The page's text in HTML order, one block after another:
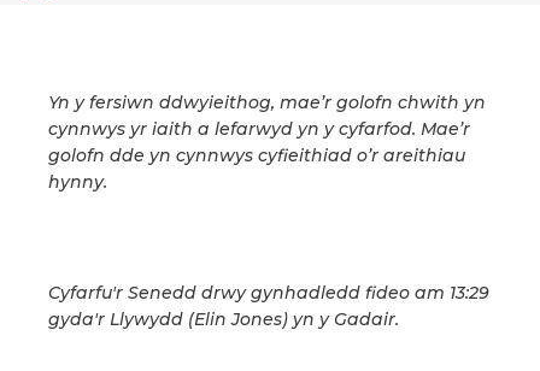
Yn y fersiwn ddwyieithog, mae’r golofn chwith yn
cynnwys yr iaith a lefarwyd yn y cyfarfod. Mae’r
golofn dde yn cynnwys cyfieithiad o’r areithiau
hynny.
Cyfarfu'r Senedd drwy gynhadledd fideo am 13:29
gyda'r Llywydd (Elin Jones) yn y Gadair.